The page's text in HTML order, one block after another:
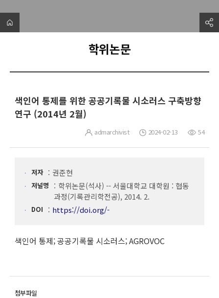
학위논문
색인어 통제를 위한 공공기록물 시소러스 구축방향
연구 (2014년 2월)
admarchivist 2024-02-13 54
저자 권준현
저널명
학위논문(석사) -- 서울대학교 대학원 : 협동
과정(기록관리학전공), 2014. 2.
DOI https://doi.org/-
색인어 통제; 공공기록물 시소러스; AGROVOC